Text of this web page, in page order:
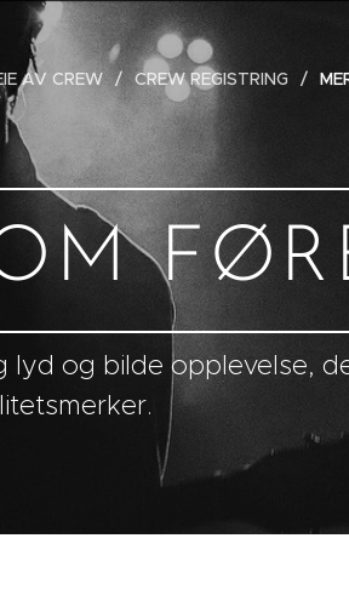
AV CREW CREW REGISTRING
og bilde opplevelse,